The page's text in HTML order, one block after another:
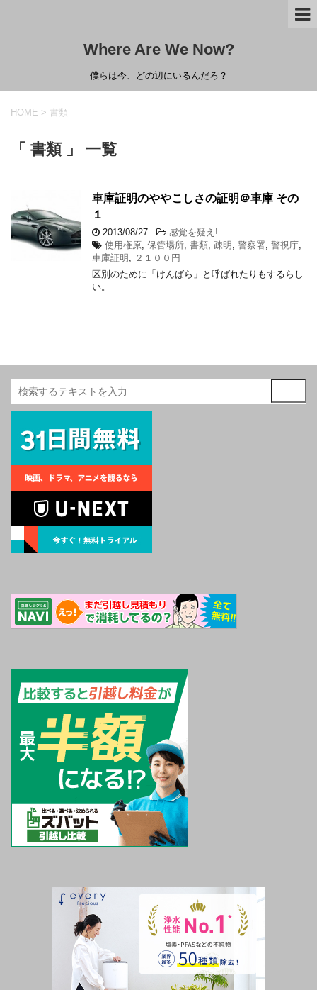
Where Are We Now?
僕らは今、どの辺にいるんだろ？
HOME > 書類
「 書類 」 一覧
車庫証明のややこしさの証明＠車庫 その
１
2013/08/27 -感覚を疑え!
使用権原 保管場所 書類 疎明 警察署 警視庁
車庫証明
２１００円
区別のために「けんばら」と呼ばれたりもするらし
い。